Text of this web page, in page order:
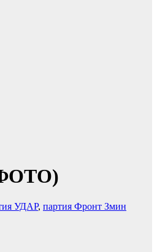
УДАР, партия Фронт Змин